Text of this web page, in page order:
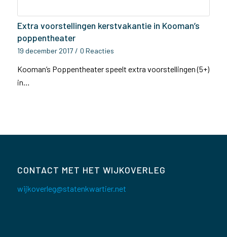
Extra voorstellingen kerstvakantie in Kooman’s
poppentheater
19 december 2017 / 0 Reacties
Kooman’s Poppentheater speelt extra voorstellingen (5+)
in…
CONTACT MET HET WIJKOVERLEG
wijkoverleg@statenkwartier.net